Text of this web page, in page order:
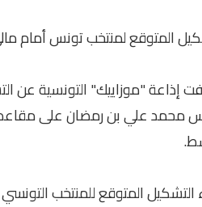
المتوقع لمنتخب تونس أمام
إذاعة "موزاييك" التونسية عن
محمد علي بن رمضان على مقاعد
التشكيل المتوقع للمنتخب التونسي